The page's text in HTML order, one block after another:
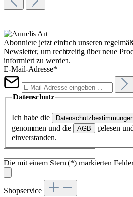
Abonniere jetzt einfach unseren
Newsletter, um rechtzeitig über neue
informiert zu werden.
E-Mail-Adresse*
Datenschutz
Ich habe die Datenschutzbestimmungen
genommen und die
AGB
gelesen
einverstanden.
Die mit einem Stern (*) markierten
Shopservice